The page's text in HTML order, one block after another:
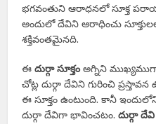
భగవంతుని ఆరాధనలో సూక్త
అందులో దేవిని ఆరాధించు
శక్తివంతమైనది.
ఈదుర్గా సూక్తంఅగ్నిని ముఖ్యముగా
చోట్ల దుర్గా దేవిని గురించి
ఈ సూక్తం ఉంటుంది. కానీ
దుర్గా దేవిగా భావించటం.దుర్గా దేవి